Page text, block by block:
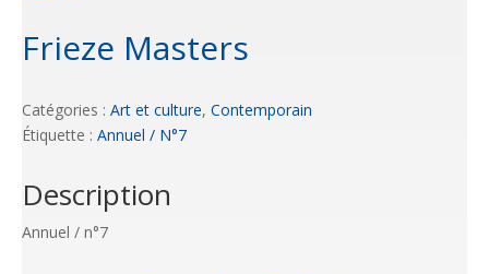
Frieze Masters
Catégories : Art et culture, Contemporain
Étiquette : Annuel / N°7
Description
Annuel / n°7